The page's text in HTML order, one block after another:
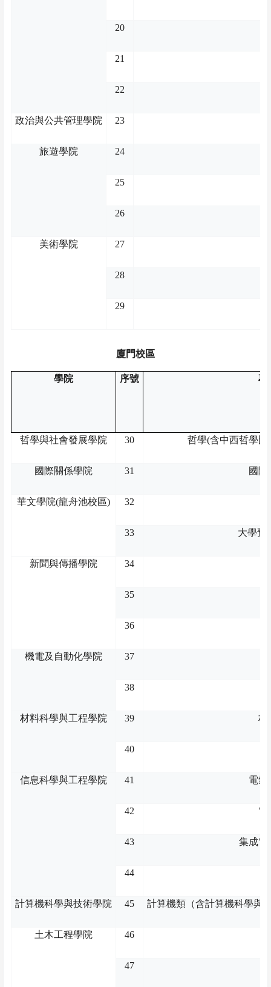
20
21
22
政治與公共管理學院 23
旅遊學院 24
25
26
美術學院 27
28
29
廈門校區
學院 序號 專
哲學與社會發展學院 30 哲學(含中西哲學比
國際關係學院 31 國際
華文學院(龍舟池校區) 32
33 大學預
新聞與傳播學院 34
35
36
機電及自動化學院 37
38
材料科學與工程學院 39 材
40
信息科學與工程學院 41 電氣
42 電
43 集成電
44
計算機科學與技術學院 45 計算機類（含計算機科學與
土木工程學院 46
47